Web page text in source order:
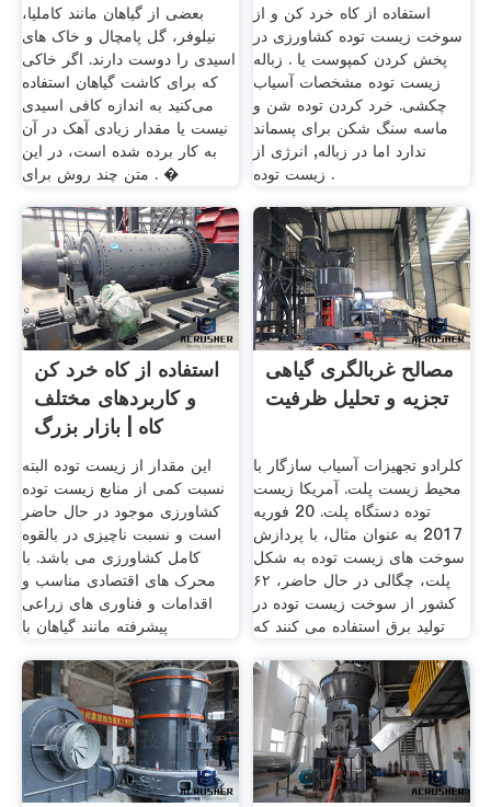
بعضی از گیاهان مانند کاملیا،
نیلوفر، گل پامچال و خاک های
اسیدی را دوست دارند. اگر خاکی
که برای کاشت گیاهان استفاده
می‌کنید به اندازه کافی اسیدی
نیست یا مقدار زیادی آهک در آن
به کار برده شده است، در این
متن چند روش برای . �
استفاده از کاه خرد کن و از
سوخت زیست توده کشاورزی در
پخش کردن کمپوست یا . زباله
زیست توده مشخصات آسیاب
چکشی. خرد کردن توده شن و
ماسه سنگ شکن برای پسماند
ندارد اما در زباله, انرژی از
زیست توده .
استفاده از کاه خرد کن
و کاربردهای مختلف
کاه | بازار بزرگ
این مقدار از زیست توده البته
نسبت کمی از منابع زیست ‏توده
کشاورزی موجود در حال حاضر
است و نسبت ناچیزی در بالقوه
کامل کشاورزی می باشد. با
محرک های ‏اقتصادی مناسب و
اقدامات و فناوری های زراعی
پیشرفته مانند گیاهان با
مصالح غربالگری گیاهی
تجزیه و تحلیل ظرفیت
کلرادو تجهیزات آسیاب سازگار با
محیط زیست پلت. آمریکا زیست
توده دستگاه پلت. 20 فوریه
2017 به عنوان مثال، با پردازش
سوخت های زیست توده به شکل
پلت، چگالی در حال حاضر، ۶۲
کشور از سوخت زیست توده در
تولید برق استفاده می کنند که